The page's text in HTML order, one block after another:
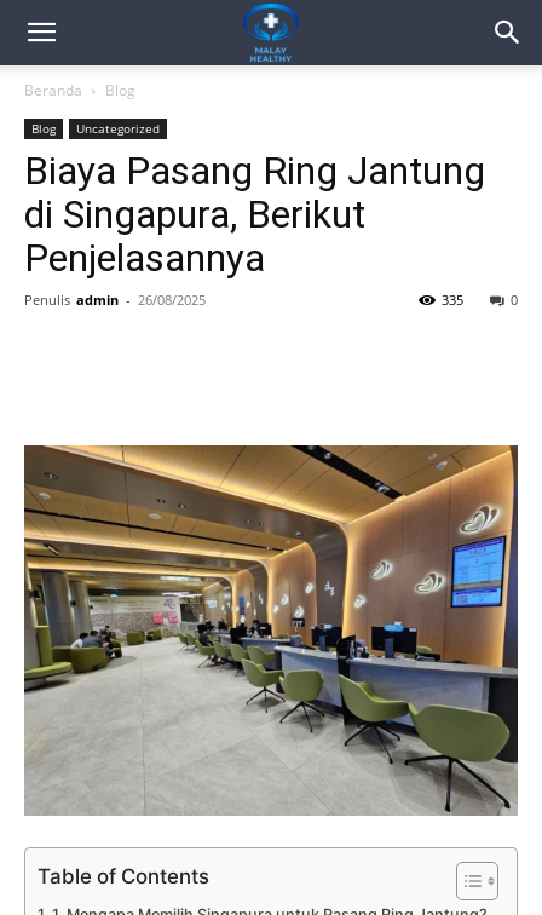
Beranda Blog
Blog Uncategorized
Biaya Pasang Ring Jantung
di Singapura, Berikut
Penjelasannya
Penulis admin - 26/08/2025 0
335
Table of Contents